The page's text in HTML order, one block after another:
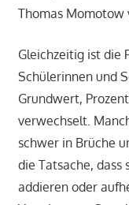
Thomas Momotow
Gleichzeitig ist die
Schülerinnen und
Grundwert,
verwechselt.
schwer in Brüche
die Tatsache,
addieren oder